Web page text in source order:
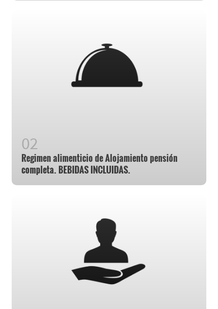
Regimen alimenticio de Alojamiento pensión
completa. BEBIDAS INCLUIDAS.